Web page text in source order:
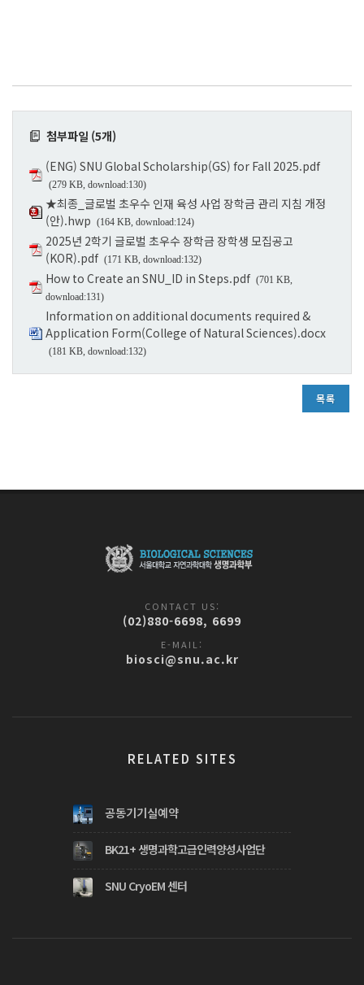
첨부파일 (5개)
(ENG) SNU Global Scholarship(GS) for Fall 2025.pdf
(279 KB, download:130)
★최종_글로벌 초우수 인재 육성 사업 장학금 관리 지침 개정
(안).hwp (164 KB, download:124)
2025년 2학기 글로벌 초우수 장학금 장학생 모집공고
(KOR).pdf (171 KB, download:132)
How to Create an SNU_ID in Steps.pdf (701 KB,
download:131)
Information on additional documents required &
Application Form(College of Natural Sciences).docx
(181 KB, download:132)
목록
CONTACT US:
(02)880-6698, 6699
E-MAIL:
biosci@snu.ac.kr
RELATED SITES
공동기기실예약
BK21+ 생명과학고급인력양성사업단
SNU CryoEM 센터